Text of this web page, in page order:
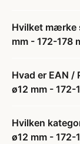
Hvilket mærke
mm - 172-178
Hvad er EAN
ø12 mm - 172-
Hvilken
ø12 mm - 172-